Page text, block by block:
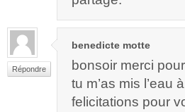
Répondre
benedicte motte
bonsoir merci
tu m’as mis
felicitations pour